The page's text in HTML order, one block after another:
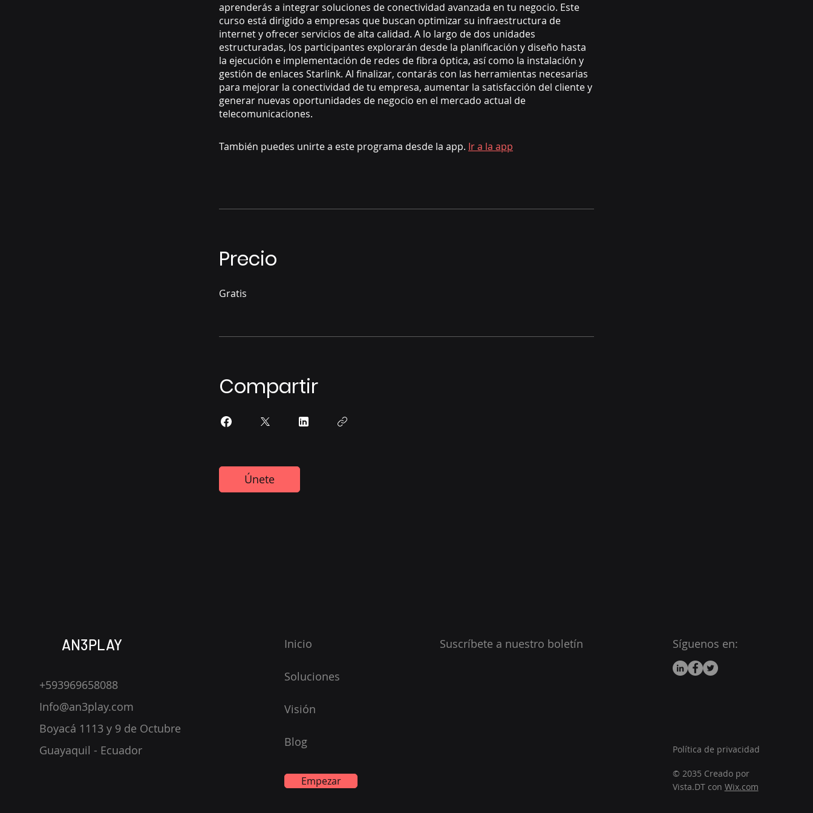
aprenderás a integrar soluciones de conectividad avanzada en tu negocio. Este
curso está dirigido a empresas que buscan optimizar su infraestructura de
internet y ofrecer servicios de alta calidad. A lo largo de dos unidades
estructuradas, los participantes explorarán desde la planificación y diseño hasta
la ejecución e implementación de redes de fibra óptica, así como la instalación y
gestión de enlaces Starlink. Al finalizar, contarás con las herramientas necesarias
para mejorar la conectividad de tu empresa, aumentar la satisfacción del cliente y
generar nuevas oportunidades de negocio en el mercado actual de
telecomunicaciones.
También puedes unirte a este programa desde la app. Ir a la app
Precio
Gratis
Compartir
Únete
AN3PLAY
+593969658088
Info@an3play.com
Boyacá 1113 y 9 de Octubre
​Guayaquil - Ecuador
Inicio
Soluciones
Visión
Blog
Empezar
Suscríbete a nuestro boletín Síguenos en:
Política de privacidad
© 2035 Creado por
Vista.DT con Wix.com